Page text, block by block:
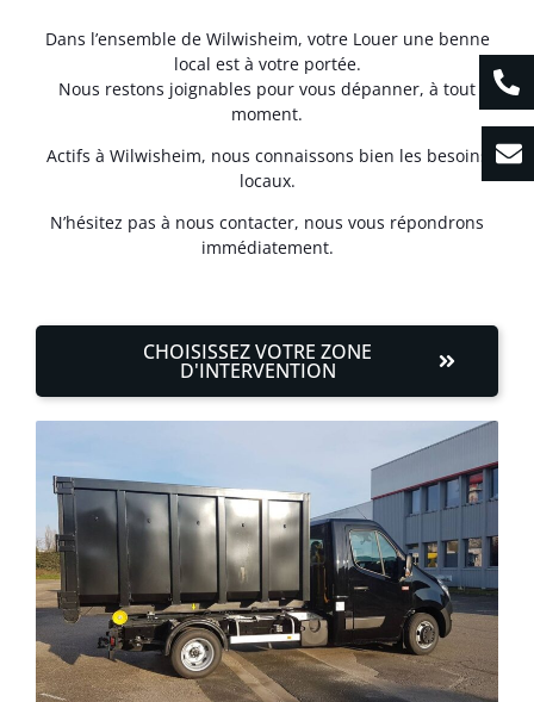
Dans l’ensemble de Wilwisheim, votre Louer une benne
local est à votre portée.
Nous restons joignables pour vous dépanner, à tout
moment.
Actifs à Wilwisheim, nous connaissons bien les besoins
locaux.
N’hésitez pas à nous contacter, nous vous répondrons
immédiatement.
CHOISISSEZ VOTRE ZONE
D'INTERVENTION